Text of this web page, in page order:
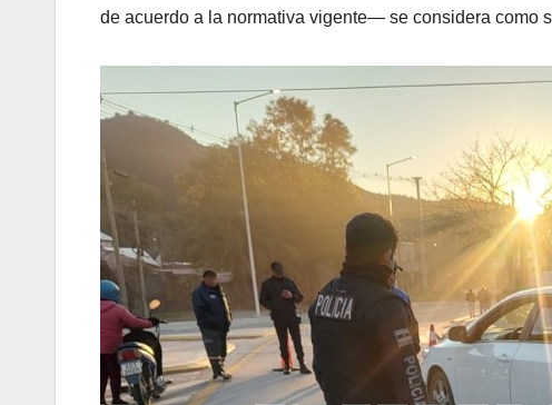
de acuerdo a la normativa vigente— se considera como